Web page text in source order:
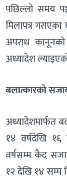
पछिल्लो समय
मिलापत्र
अपराध कानूनको
अध्यादेश
बलात्कारको
अध्यादेशमार्फत
१४ वर्षदेखि १६
वर्षसम्म कैद
१२ देखि १४ सम्म